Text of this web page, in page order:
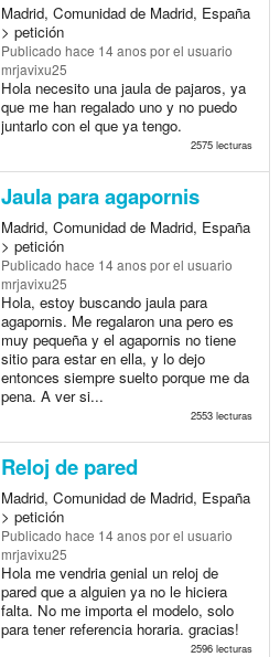
Madrid, Comunidad de Madrid, España
> petición
Publicado hace 14 anospor el usuario
mrjavixu25
Hola necesito una jaula de pajaros, ya
que me han regalado uno y no puedo
juntarlo con el que ya tengo.
2575 lecturas
Jaula para agapornis
Madrid, Comunidad de Madrid, España
> petición
Publicado hace 14 anospor el usuario
mrjavixu25
Hola, estoy buscando jaula para
agapornis. Me regalaron una pero es
muy pequeña y el agapornis no tiene
sitio para estar en ella, y lo dejo
entonces siempre suelto porque me da
pena. A ver si...
2553 lecturas
Reloj de pared
Madrid, Comunidad de Madrid, España
> petición
Publicado hace 14 anospor el usuario
mrjavixu25
Hola me vendria genial un reloj de
pared que a alguien ya no le hiciera
falta. No me importa el modelo, solo
para tener referencia horaria. gracias!
2596 lecturas